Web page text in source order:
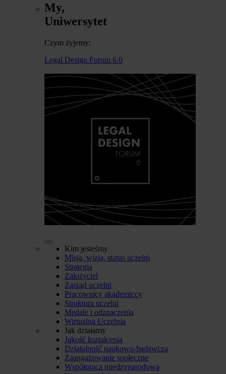
My,
Uniwersytet
Czym żyjemy:
Legal Design Forum 6.0
Kim jesteśmy
Misja, wizja, status uczelni
Strategia
Założyciel
Zarząd uczelni
Pracownicy akademiccy
Struktura uczelni
Medale i odznaczenia
Wirtualna Uczelnia
Jak działamy
Jakość kształcenia
Działalność naukowo-badawcza
Zaangażowanie społeczne
Współpraca międzynarodowa